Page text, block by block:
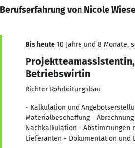
Berufserfahrung von Nicole
Bis heute 10 Jahre und 8 Monate,
Betriebswirtin
Richter Rohrleitungsbau
- Kalkulation und
Materialbeschaffung - Abrechnung
Nachkalkulation - Abstimmungen
Lieferanten - Dokumentation und